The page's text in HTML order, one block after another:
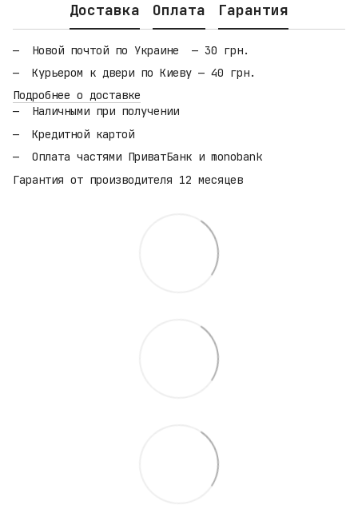
Доставка Оплата Гарантия
Новой почтой по Украине — 30 грн.
Курьером к двери по Киеву — 40 грн.
Подробнее о доставке
Наличными при получении
Кредитной картой
Оплата частями ПриватБанк и monobank
Гарантия от производителя 12 месяцев